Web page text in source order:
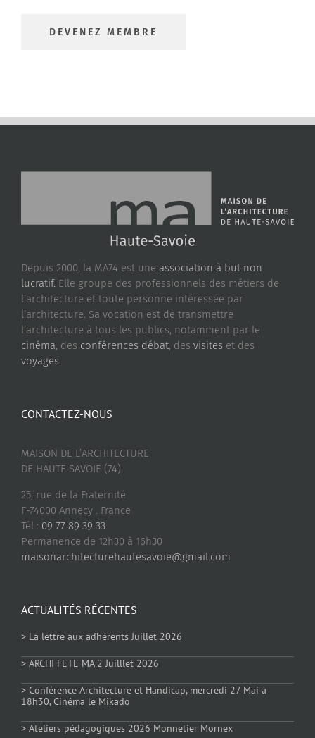
DEVENEZ MEMBRE
Depuis 2000, la MA74 est une association à but non
lucratif. Elle groupe des professionnels des métiers de
l’architecture et toute personne intéressée par
l’architecture. Sa vocation est de transmettre
l’architecture à tous les publics, notamment par le
cinéma, des conférences débat, des visites et des
voyages.
ACTUALITÉS RÉCENTES
> La lettre aux adhérents Juillet 2026
> ARCHI FETE MA 2 Juilllet 2026
> Conférence Architecture et Handicap, mercredi 27 Mai à
18h30, Cinéma le Mikado
> Ateliers pédagogiques 2026 Monnetier Mornex
CONTACTEZ-NOUS
MAISON DE L’ARCHITECTURE
DE HAUTE SAVOIE (74)
25, rue de la Fraternité
F-74000 Annecy . France
Tél : 09 77 89 39 33
Permanence de 12h30 à 16h30
maisonarchitecturehautesavoie@gmail.com